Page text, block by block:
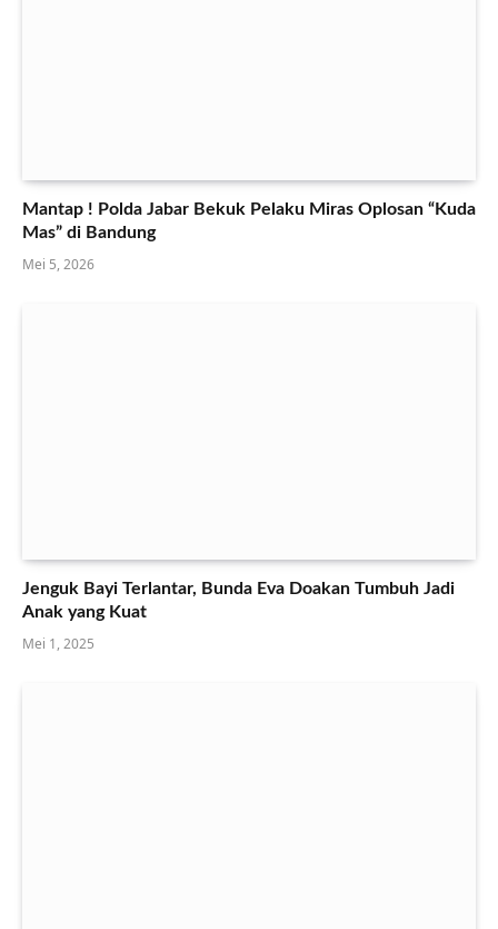
Mantap ! Polda Jabar Bekuk Pelaku Miras Oplosan “Kuda
Mas” di Bandung
Mei 5, 2026
Jenguk Bayi Terlantar, Bunda Eva Doakan Tumbuh Jadi
Anak yang Kuat
Mei 1, 2025